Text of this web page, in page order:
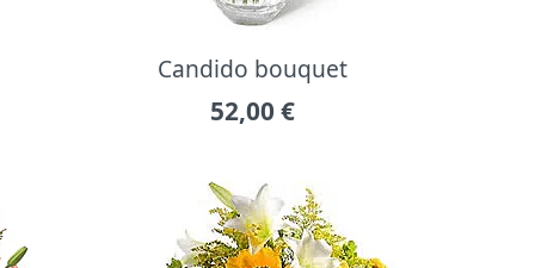
Candido bouquet
52,00 €